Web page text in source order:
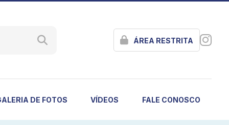
ÁREA RESTRITA
DE FOTOS VÍDEOS FALE CONOSCO